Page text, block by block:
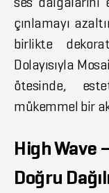
çınlamayı
birlikte
Dolayısıyla
ötesinde,
mükemmel bir
High Wave
Doğru